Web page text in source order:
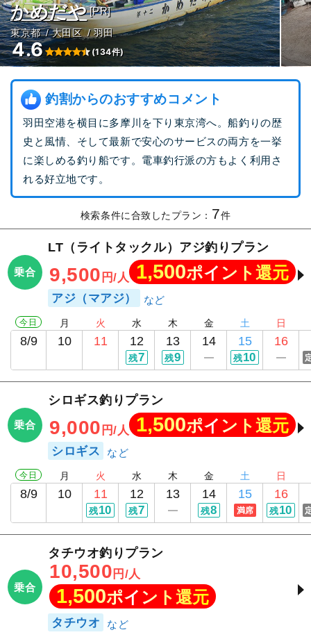
かめだや [PR]
東京都 大田区 羽田
4.6 (134件)
釣割からのおすすめコメント
羽田空港を横目に多摩川を下り東京湾へ。船釣りの歴
史と風情、そして最新で安心のサービスの両方を一挙
に楽しめる釣り船です。電車釣行派の方もよく利用さ
れる好立地です。
検索条件に合致したプラン： 7件
乗合
LT（ライトタックル）アジ釣りプラン
9,500 円/人 1,500ポイント還元
アジ（マアジ）
今日
8/9
月
10
火
11
水
12
残7
木
13
残9
金
14
土
15
残10
日
16
乗合
シロギス釣りプラン
9,000 円/人 1,500ポイント還元
シロギス
今日
8/9
月
10
火
11
残10
水
12
残7
木
13
金
14
残8
土
15
満席
日
16
残10
乗合
タチウオ釣りプラン
10,500 円/人
1,500ポイント還元
タチウオ